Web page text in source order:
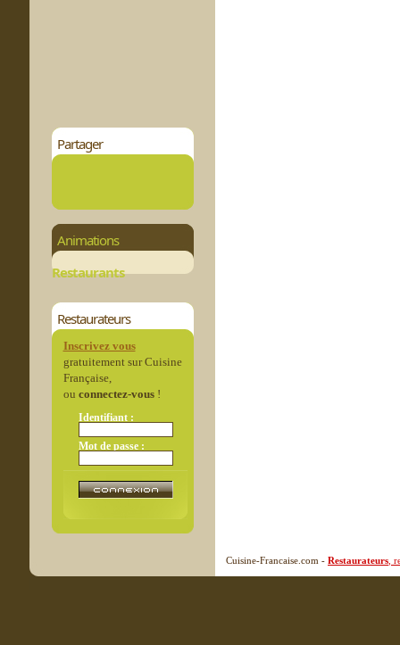
Partager
Animations
Restaurants
Restaurateurs
Inscrivez vous
gratuitement sur Cuisine
Française,
ou connectez-vous!
Identifiant :
Mot de passe :
Cuisine-Francaise.com - Restaurateurs ,